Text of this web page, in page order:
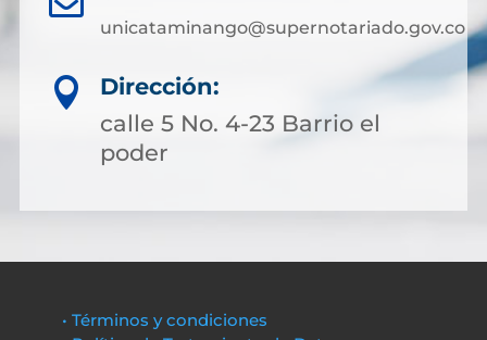
unicataminango@supernotariado.gov.co

Dirección:
calle 5 No. 4-23 Barrio el
poder
• Términos y condiciones